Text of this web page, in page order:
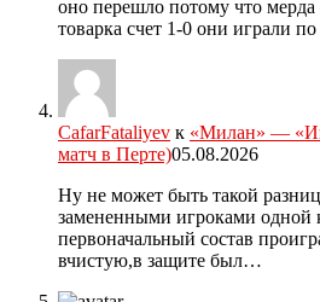
оно перешло потому что мерда
товарка счет 1-0 они играли
CafarFataliyev к «Милан» —
матч в Перте)05.08.2026
Ну не может быть такой
замененными игроками одной
первоначальный состав
вчистую,в защите был…